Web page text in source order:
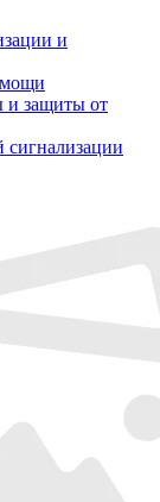
и
и защиты от
сигнализации